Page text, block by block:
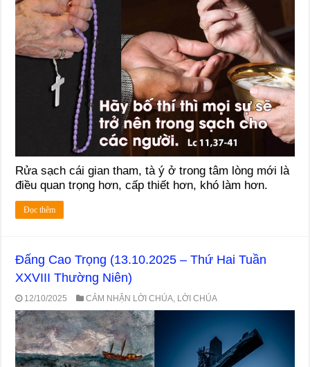
Rửa sạch cái gian tham, tà ý ở trong tâm lòng mới là
điều quan trọng hơn, cấp thiết hơn, khó làm hơn.
Đọc thêm
Đấng Cao Trọng (13.10.2025 – Thứ Hai Tuần
XXVIII Thường Niên)
12/10/2025 CẢM NHẬN LỜI CHÚA LỜI CHÚA